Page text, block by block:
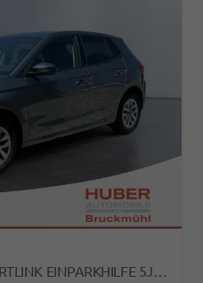
EXTRA 1,0 TSI KLIMA SMARTLINK EINPARKHILFE 5J GARANTIE LED SCHEINWERFER BLUETOOTH